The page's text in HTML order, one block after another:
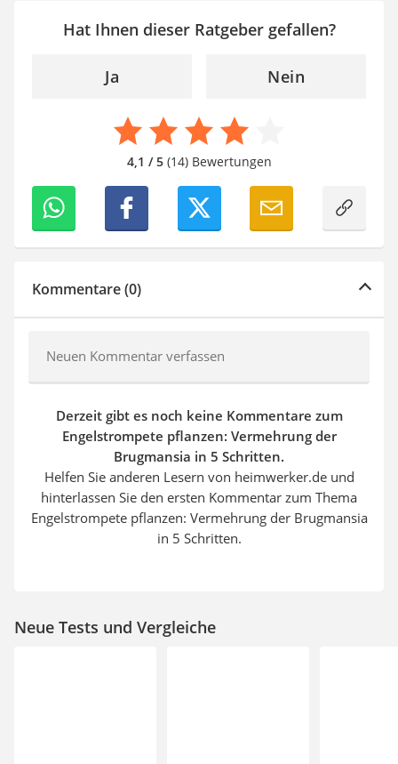
Hat Ihnen dieser Ratgeber gefallen?
Ja Nein
4,1 / 5(14) Bewertungen
Kommentare (0)
Neuen Kommentar verfassen
Derzeit gibt es noch keine Kommentare zum
Engelstrompete pflanzen: Vermehrung der
Brugmansia in 5 Schritten.
Helfen Sie anderen Lesern von heimwerker.de und
hinterlassen Sie den ersten Kommentar zum Thema
Engelstrompete pflanzen: Vermehrung der Brugmansia
in 5 Schritten.
Neue Tests und Vergleiche